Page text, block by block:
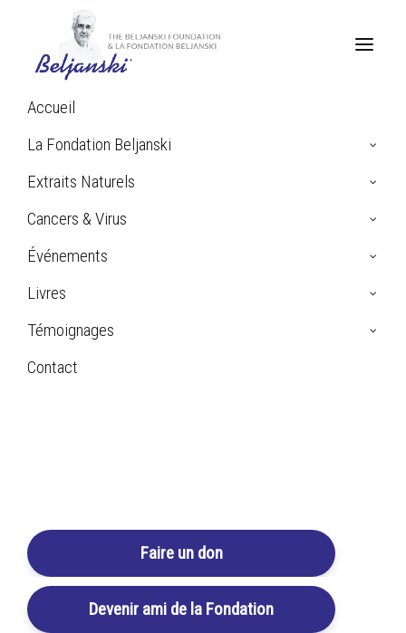
Accueil
La Fondation Beljanski
Extraits Naturels
Cancers & Virus
Événements
Livres
Témoignages
Contact
Faire un don
Devenir ami de la Fondation
Contactez
pouvons aider ! Appelez-nous ou écrivez-nous